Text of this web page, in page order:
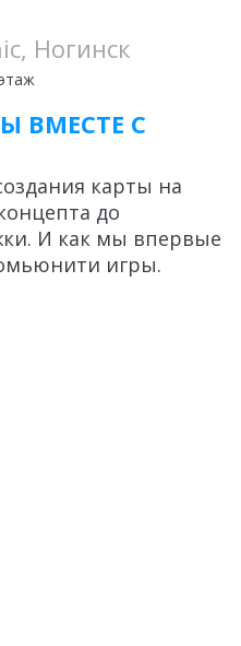
Ногинск
ВМЕСТЕ С
карты на
до
И как мы впервые
игры.